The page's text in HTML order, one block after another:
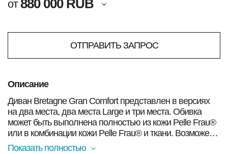
от 880 000 RUB
ОТПРАВИТЬ ЗАПРОС
Описание
Диван Bretagne Gran Comfort представлен в версиях
на два места, два места Large и три места. Обивка
может быть выполнена полностью из кожи Pelle Frau®
или в комбинации кожи Pelle Frau® и ткани. Возможен
контрастный дизайн: структурные элементы и
Показать полностью